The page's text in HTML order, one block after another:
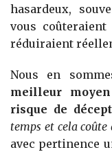
hasardeux,
vous
réduiraient
Nous en
meilleur
risque de
temps et cela coûte
avec pertinence